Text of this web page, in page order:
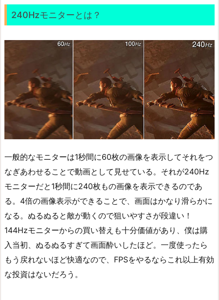
240Hzモニターとは？
一般的なモニターは1秒間に60枚の画像を表示してそれをつ
なぎあわせることで動画として見せている。それが240Hz
モニターだと1秒間に240枚もの画像を表示できるのであ
る。4倍の画像表示ができることで、画面はかなり滑らかに
なる。ぬるぬると敵が動くので狙いやすさが段違い！
144Hzモニターからの買い替えも十分価値があり、僕は購
入当初、ぬるぬるすぎて画面酔いしたほど。一度使ったら
もう戻れないほど快適なので、FPSをやるならこれ以上有効
な投資はないだろう。